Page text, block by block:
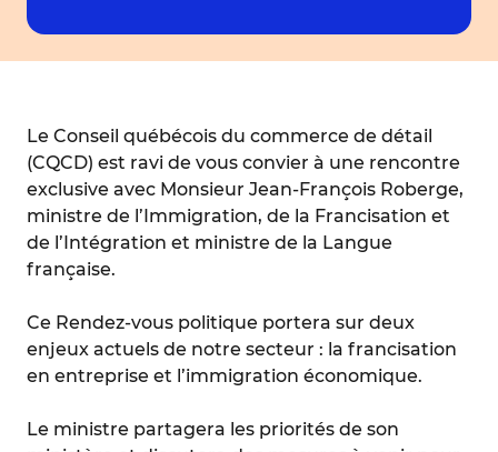
Le Conseil québécois du commerce de détail
(CQCD) est ravi de vous convier à une rencontre
exclusive avec Monsieur Jean-François Roberge,
ministre de l’Immigration, de la Francisation et
de l’Intégration et ministre de la Langue
française.
Ce Rendez-vous politique portera sur deux
enjeux actuels de notre secteur : la francisation
en entreprise et l’immigration économique.
Le ministre partagera les priorités de son